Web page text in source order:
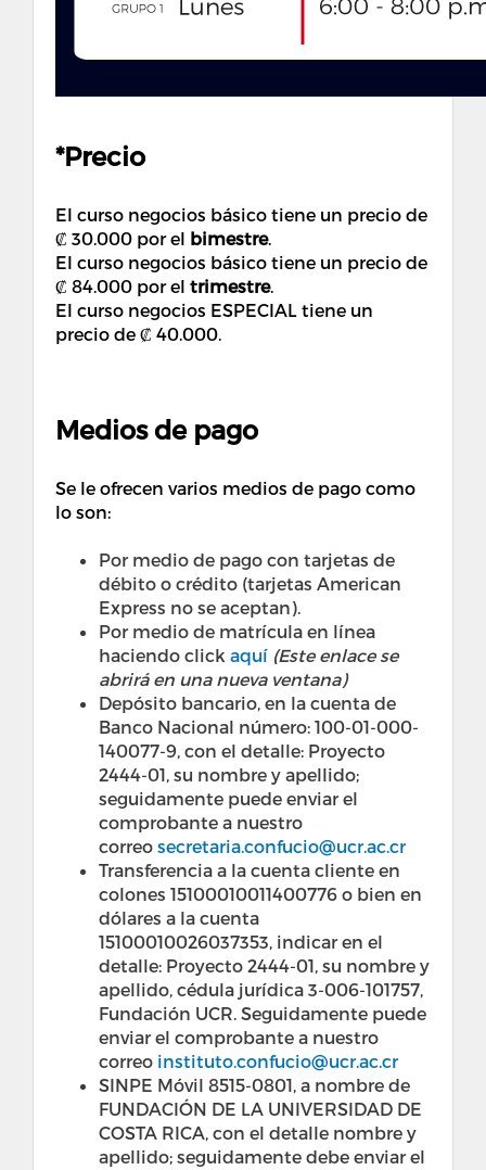
*Precio
El curso negocios básico tiene un precio de
₡ 30.000 por el bimestre.
El curso negocios básico tiene un precio de
₡ 84.000 por el trimestre.
El curso negocios ESPECIAL tiene un
precio de ₡ 40.000.
Medios de pago
Se le ofrecen varios medios de pago como
lo son:
Por medio de pago con tarjetas de
débito o crédito (tarjetas American
Express no se aceptan). ​
Por medio de matrícula en línea
haciendo click aquí (Este enlace se
abrirá en una nueva ventana)
Depósito bancario, en la cuenta de
Banco Nacional número: 100-01-000-
140077-9, con el detalle: Proyecto
2444-01, su nombre y apellido;
seguidamente puede enviar el
comprobante a nuestro
correo secretaria.confucio@ucr.ac.cr
Transferencia a la cuenta cliente en
colones 15100010011400776 o bien en
dólares a la cuenta
15100010026037353, indicar en el
detalle: Proyecto 2444-01, su nombre y
apellido, cédula jurídica 3-006-101757,
Fundación UCR. Seguidamente puede
enviar el comprobante a nuestro
correo instituto.confucio@ucr.ac.cr
SINPE Móvil 8515-0801, a nombre de
FUNDACIÓN DE LA UNIVERSIDAD DE
COSTA RICA, con el detalle nombre y
apellido; seguidamente debe enviar el